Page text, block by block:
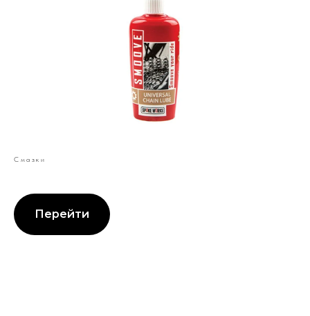
Смазки
Перейти